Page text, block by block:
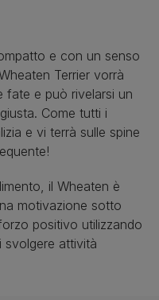
e con un senso
Terrier vorrà
e può rivelarsi un
Come tutti i
e vi terrà sulle spine
il Wheaten è
motivazione sotto
positivo utilizzando
attività